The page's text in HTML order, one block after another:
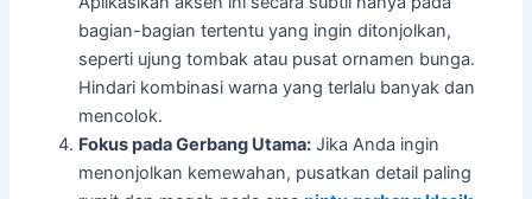
bagian-bagian tertentu yang ingin ditonjolkan,
seperti ujung tombak atau pusat ornamen bunga.
Hindari kombinasi warna yang terlalu banyak dan
mencolok.
Fokus pada Gerbang Utama: Jika Anda ingin
menonjolkan kemewahan, pusatkan detail paling